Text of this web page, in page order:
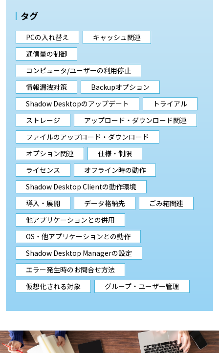
タグ
PCの入れ替え
キャッシュ関連
通信量の制御
コンピュータ/ユーザーの利用停止
情報漏洩対策
Backupオプション
Shadow Desktopのアップデート
トライアル
ストレージ
アップロード・ダウンロード関連
ファイルのアップロード・ダウンロード
オプション関連
仕様・制限
ライセンス
オフライン時の動作
Shadow Desktop Clientの動作環境
導入・展開
データ格納先
ごみ箱関連
他アプリケーションとの併用
OS・他アプリケーションとの動作
Shadow Desktop Managerの設定
エラー発生時のお問合せ方法
仮想化される対象
グループ・ユーザー管理